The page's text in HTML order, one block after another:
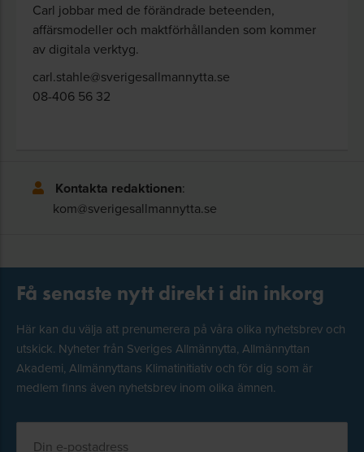
Carl jobbar med de förändrade beteenden,
affärsmodeller och maktförhållanden som kommer
av digitala verktyg.
carl.stahle@sverigesallmannytta.se
08-406 56 32
Kontakta redaktionen:
kom@sverigesallmannytta.se
Få senaste nytt direkt i din inkorg
Här kan du välja att prenumerera på våra olika nyhetsbrev och
utskick. Nyheter från Sveriges Allmännytta, Allmännyttan
Akademi, Allmännyttans Klimatinitiativ och för dig som är
medlem finns även nyhetsbrev inom olika ämnen.